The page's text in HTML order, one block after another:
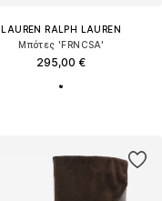
LAUREN RALPH LAUREN
Μπότες 'FRNCSA'
295,00 €